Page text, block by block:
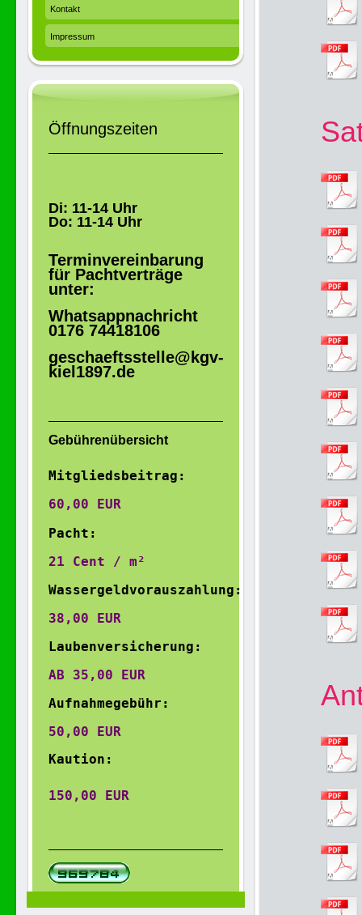
Kontakt
Impressum
Öffnungszeiten
Di: 11-14 Uhr
Do: 11-14 Uhr
Terminvereinbarung
für Pachtverträge
unter:
Whatsappnachricht
0176 74418106
geschaeftsstelle@kgv-
kiel1897.de
Gebührenübersicht
Mitgliedsbeitrag:
60,00 EUR
Pacht:
21 Cent / m²
Wassergeldvorauszahlung:
38,00 EUR
Laubenversicherung:
AB 35,00 EUR
Aufnahmegebühr:
50,00 EUR
Kaution:
150,00 EUR